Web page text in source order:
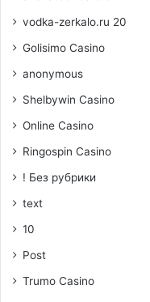
vodka-zerkalo.ru 20
Golisimo Casino
anonymous
Shelbywin Casino
Online Casino
Ringospin Casino
! Без рубрики
text
10
Post
Trumo Casino